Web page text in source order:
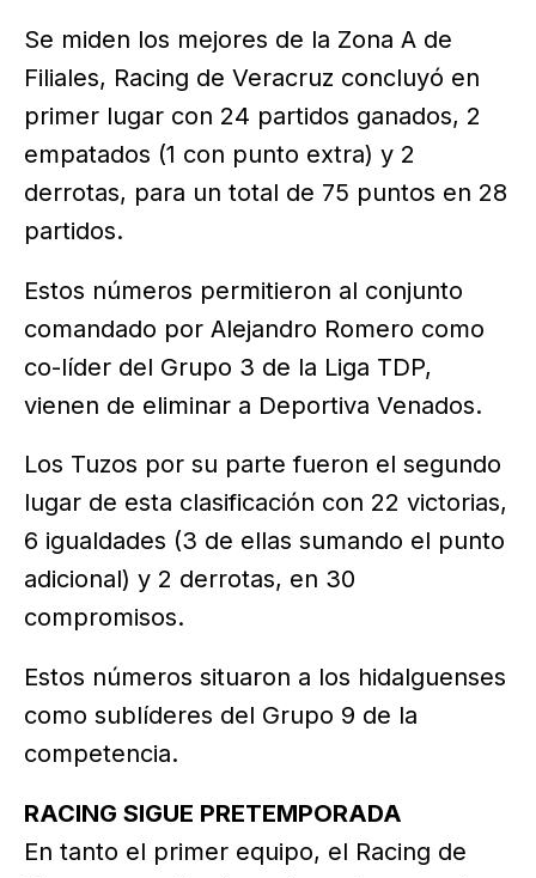
Se miden los mejores de la Zona A de
Filiales, Racing de Veracruz concluyó en
primer lugar con 24 partidos ganados, 2
empatados (1 con punto extra) y 2
derrotas, para un total de 75 puntos en 28
partidos.
Estos números permitieron al conjunto
comandado por Alejandro Romero como
co-líder del Grupo 3 de la Liga TDP,
vienen de eliminar a Deportiva Venados.
Los Tuzos por su parte fueron el segundo
lugar de esta clasificación con 22 victorias,
6 igualdades (3 de ellas sumando el punto
adicional) y 2 derrotas, en 30
compromisos.
Estos números situaron a los hidalguenses
como sublíderes del Grupo 9 de la
competencia.
RACING SIGUE PRETEMPORADA
En tanto el primer equipo, el Racing de